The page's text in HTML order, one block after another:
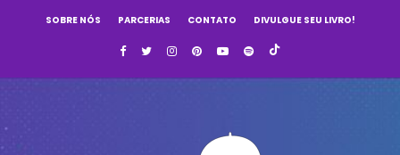
SOBRE NÓS PARCERIAS CONTATO DIVULGUE SEU LIVRO!